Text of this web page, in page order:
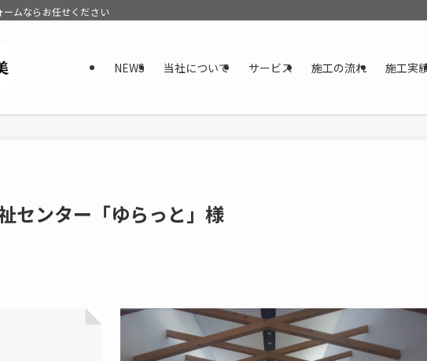
ムならお任せください
NEWS 当社について サービス 施工の流れ 施工実
ンター「ゆらっと」様